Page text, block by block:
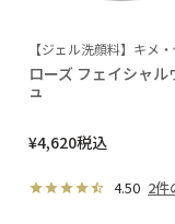
【ジェル洗顔料】キメ
ローズ フェイシャル
ュ
¥4,620税込
4.50 2件